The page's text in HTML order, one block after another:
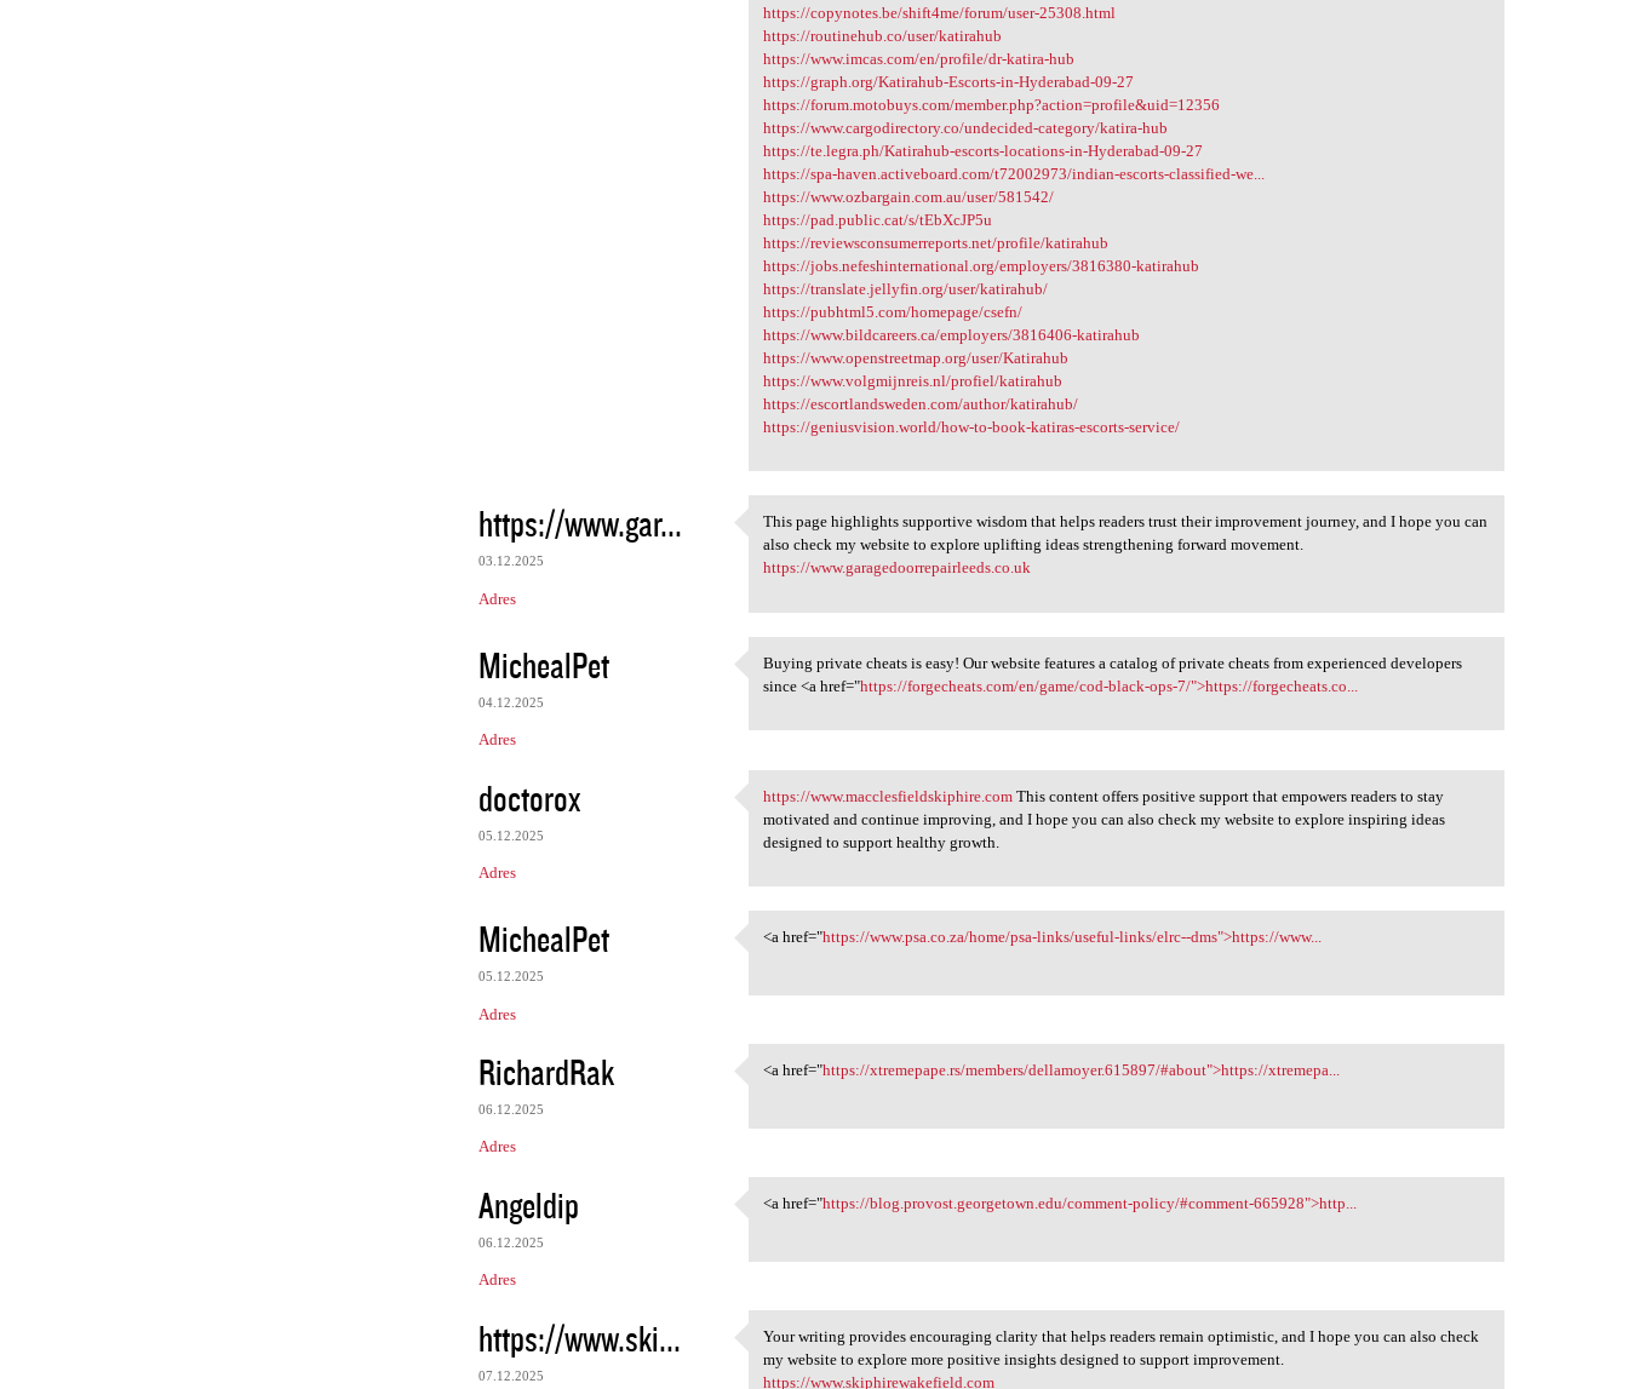
https://copynotes.be/shift4me/forum/user-25308.html
https://routinehub.co/user/katirahub
https://www.imcas.com/en/profile/dr-katira-hub
https://graph.org/Katirahub-Escorts-in-Hyderabad-09-27
https://forum.motobuys.com/member.php?action=profile&uid=12356
https://www.cargodirectory.co/undecided-category/katira-hub
https://te.legra.ph/Katirahub-escorts-locations-in-Hyderabad-09-27
https://spa-haven.activeboard.com/t72002973/indian-escorts-classified-we...
https://www.ozbargain.com.au/user/581542/
https://pad.public.cat/s/tEbXcJP5u
https://reviewsconsumerreports.net/profile/katirahub
https://jobs.nefeshinternational.org/employers/3816380-katirahub
https://translate.jellyfin.org/user/katirahub/
https://pubhtml5.com/homepage/csefn/
https://www.bildcareers.ca/employers/3816406-katirahub
https://www.openstreetmap.org/user/Katirahub
https://www.volgmijnreis.nl/profiel/katirahub
https://escortlandsweden.com/author/katirahub/
https://geniusvision.world/how-to-book-katiras-escorts-service/
https://www.gar...
03.12.2025
Adres
This page highlights
This page highlights supportive wisdom that helps readers trust their improvement journey, and I hope you can
also check my website to explore uplifting ideas strengthening forward movement.
https://www.garagedoorrepairleeds.co.uk
MichealPet
04.12.2025
Adres
Buying private cheats is easy
Buying private cheats is easy! Our website features a catalog of private cheats from experienced developers
since <a href="https://forgecheats.com/en/game/cod-black-ops-7/">https://forgecheats.co...
doctorox
05.12.2025
Adres
https://www
https://www.macclesfieldskiphire.com This content offers positive support that empowers readers to stay
motivated and continue improving, and I hope you can also check my website to explore inspiring ideas
designed to support healthy growth.
MichealPet
05.12.2025
Adres
<a href="https://www.psa.co
<a href="https://www.psa.co.za/home/psa-links/useful-links/elrc--dms">https://www...
RichardRak
06.12.2025
Adres
<a href="https://xtremepape
<a href="https://xtremepape.rs/members/dellamoyer.615897/#about">https://xtremepa...
Angeldip
06.12.2025
Adres
<a href="https://blog.provost
<a href="https://blog.provost.georgetown.edu/comment-policy/#comment-665928">http...
https://www.ski...
07.12.2025
Your writing provides
Your writing provides encouraging clarity that helps readers remain optimistic, and I hope you can also check
my website to explore more positive insights designed to support improvement.
https://www.skiphirewakefield.com